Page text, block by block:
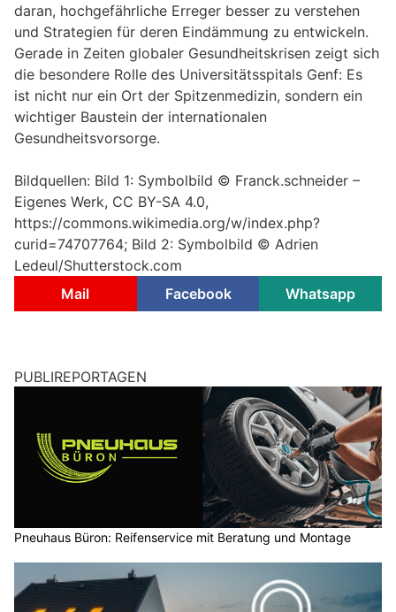
daran, hochgefährliche Erreger besser zu verstehen
und Strategien für deren Eindämmung zu entwickeln.
Gerade in Zeiten globaler Gesundheitskrisen zeigt sich
die besondere Rolle des Universitätsspitals Genf: Es
ist nicht nur ein Ort der Spitzenmedizin, sondern ein
wichtiger Baustein der internationalen
Gesundheitsvorsorge.
Bildquellen: Bild 1: Symbolbild © Franck.schneider –
Eigenes Werk, CC BY-SA 4.0,
https://commons.wikimedia.org/w/index.php?
curid=74707764; Bild 2: Symbolbild © Adrien
Ledeul/Shutterstock.com
Mail
Facebook Whatsapp
PUBLIREPORTAGEN
Pneuhaus Büron: Reifenservice mit Beratung und Montage